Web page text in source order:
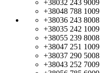
+38032 243 9009
+38048 788 1009
+38036 243 8008
+38035 242 1009
+38055 239 8008
+38047 251 1009
+38037 290 5008
+38043 252 7009